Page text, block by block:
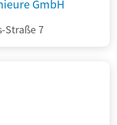
GmbH
Straße 7